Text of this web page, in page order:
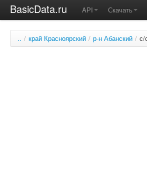
BasicData.ru API Скачать
.. / край Красноярский / р-н Абанский / с/